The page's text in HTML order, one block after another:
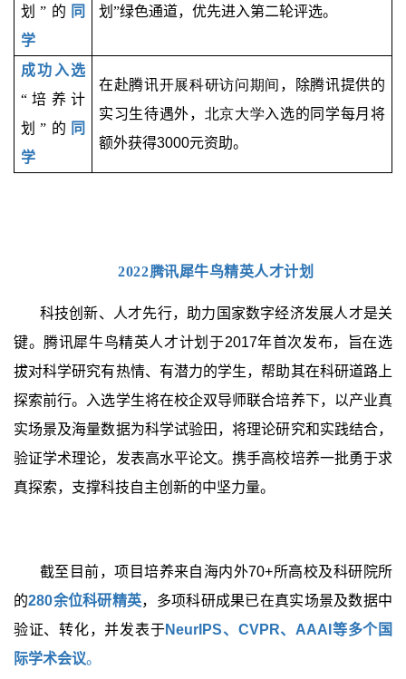
划”的 同
学
划”绿色通道，优先进入第二轮评选。
成功入选
“培养计
划”的 同
学
在赴腾讯开展科研访问期间 ，除腾讯提供的
实习生待遇外， 北京大学 入选的同学每月将
额外获得3000元资助。
2022腾讯犀牛鸟精英人才计划
科技创新、人才先行，助力国家数字经济发展人才是关
键。腾讯犀牛鸟精英人才计划于2017年首次发布，旨在选
拔对科学研究有热情、有潜力的学生，帮助其在科研道路上
探索前行。入选学生将在校企双导师联合培养下，以产业真
实场景及海量数据为科学试验田，将理论研究和实践结合，
验证学术理论，发表高水平论文。携手高校培养一批勇于求
真探索，支撑科技自主创新的中坚力量。
截至目前，项目培养来自海内外70+所高校及科研院所
的280余位科研精英，多项科研成果已在真实场景及数据中
验证、转化，并发表于NeurIPS、 CVPR、 AAAI 等多个国
际学术会议。